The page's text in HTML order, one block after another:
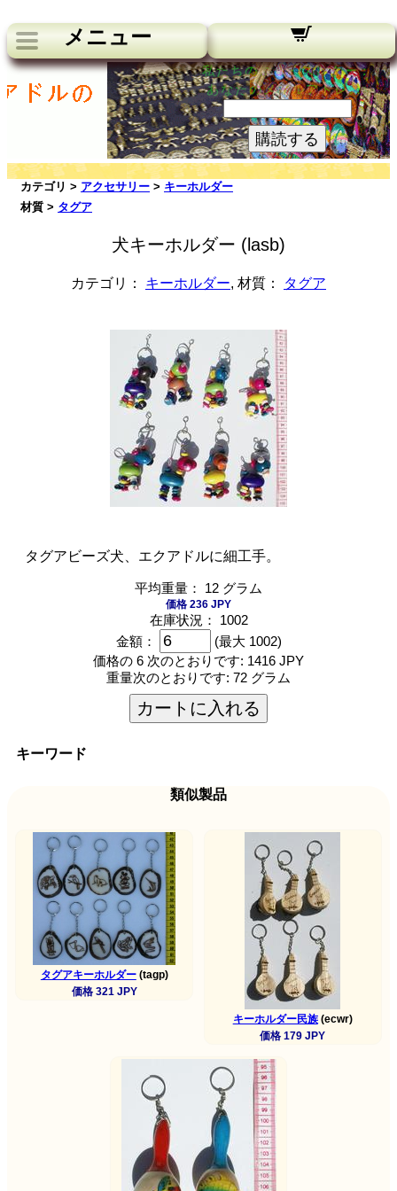
メニュー
私たちのニュースレター：
あなたのメールアドレス:
購読する
カテゴリ > アクセサリー > キーホルダー
材質 > タグア
犬キーホルダー (lasb)
カテゴリ： キーホルダー, 材質： タグア
タグアビーズ犬、エクアドルに細工手。
平均重量： 12 グラム
価格 236 JPY
在庫状況： 1002
金額：
(最大 1002)
価格の 6 次のとおりです: 1416 JPY
重量次のとおりです: 72 グラム
カートに入れる
キーワード
類似製品
タグアキーホルダー(tagp)
価格 321 JPY
キーホルダー民族(ecwr)
価格 179 JPY